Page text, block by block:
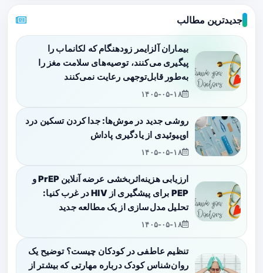
جدیدترین مطالب
بیماران آلزایمر زودهنگام که لکانماب را
پیگیری می‌کنند، توصیه‌های سلامت مغز را
به‌طور قابل‌توجهی رعایت نمی‌کنند
۱۴۰۵-۰۵-۱۸
روشی جدید در موش‌ها: جدا کردن تسکین درد
اوپیوئیدی از یادگیری پاداش
۱۴۰۵-۰۵-۱۸
ارزیابی هزینه‌اثربخشی عرضه آنلاین PrEP و
PEP برای پیشگیری از HIV در غرب کنیا:
تحلیل مدل‌سازی از یک مطالعه جدید
۱۴۰۵-۰۵-۱۸
تنظیم عاطفی در کودکان چیست؟ توضیح یک
روان‌شناس کودک درباره مهارتی که بیشتر از